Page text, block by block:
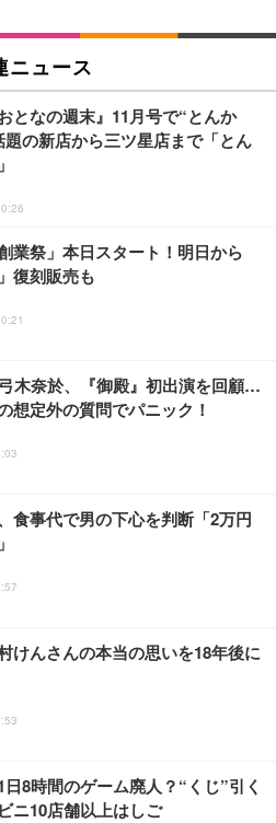
フィスチェア／デスクチェア メッシ
学 疲れない ブラック
チェア デスクチェア 疲れない テレ
化バックレスト 30度ロッキング機
腰サポート 90度跳ね上げ式アーム
レスト ハンガー付き 高反発クッシ
パソコンチェア (ブラック)
スチェア デスクチェア 疲れない テレ
化バックレスト 30度ロッキング機
腰サポート 90度跳ね上げ式アーム
パソコンチェア (ホワイト)
ィスチェア デスクチェア 肘なし メ
ンバーサポート付き 腰サポート ガ
360度回転 キャスター付き コンパク
向けプレミアムモニター | FlexScan
ーミングモニター DualSense 充電
ZDM1J）
Dell E2724HS 27インチ 液晶モニタ
）VA 非光沢 HDMI/DisplayP
カー内蔵 高さ調整 スイベル VESA対
280Hz/FHD】GRAPHT THE S
Monitor 24” Essential ゲーミン
24.5インチ 1ms FHD 量子ドット 残
ック ペットシーツ 厚型 ワイド 42枚
イト(吸収面:ライトブルー)
フ ネオ・オムツ L 中型犬用 26枚入
マートベーシック) 【Amazon.co.jp
アイリスオーヤマ ペットシーツ
イド 100枚入 (x 1) (ケース販売)
マ ペットシーツ 超厚型 お徳用 レギ
【Amazon.co.jp限定】
ニュース
となの週末』11月号で“とんか
の新店から三ツ星店まで「とん
業祭」本日スタート！明日から
復刻販売も
木奈於、『御殿』初出演を回顧…
想定外の質問でパニック！
食事代で男の下心を判断「2万円
けんさんの本当の思いを18年後に
8時間のゲーム廃人？“くじ”引く
ニ10店舗以上はしご